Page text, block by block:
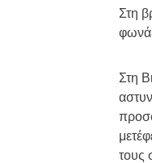
Στη
Στη
τους